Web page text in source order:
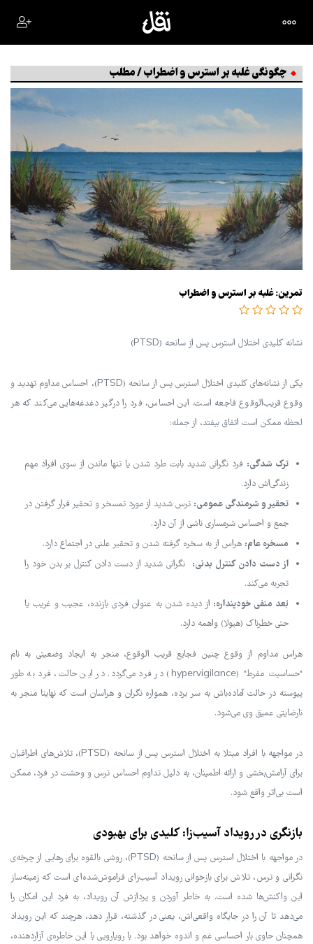
چگونگی غلبه بر استرس و اضطراب / مطلب
تمرین: غلبه بر استرس و اضطراب
نشانه کلیدی اختلال استرس پس از سانحه (PTSD)
یکی از نشانه‌های کلیدی اختلال استرس پس از سانحه (PTSD)، احساس مداوم تهدید و
وقوع قریب‌الوقوع فاجعه است. این احساس، فرد را درگیر دغدغه‌هایی می‌کند که هر
لحظه ممکن است اتفاق بیفتد، از جمله:
ترک شدگی: فرد نگرانی شدید بابت طرد شدن یا تنها ماندن از سوی افراد مهم
زندگی‌اش دارد.
تحقیر و شرمندگی عمومی: ترس شدید از مورد تمسخر و تحقیر قرار گرفتن در
جمع و احساس شرمساری ناشی از آن دارد.
مسخره عام: هراس از به سخره گرفته شدن و تحقیر علنی در اجتماع دارد.
از دست دادن کنترل بدنی: نگرانی شدید از دست دادن کنترل بر بدن خود را
تجربه می‌کند.
بُعد منفی خودپنداره: از دیده شدن به عنوان فردی بازنده، عجیب و غریب یا
حتی خطرناک (هیولا) واهمه دارد.
هراس مداوم از وقوع چنین فجایع قریب الوقوع، منجر به ایجاد وضعیتی به نام
"حساسیت مفرط" (hypervigilance) در فرد می‌گردد. در این حالت، فرد به طور
پیوسته در حالت آماده‌باش به سر برده، همواره نگران و هراسان است که نهایتا منجر به
نارضایتی عمیق وی می‌شود.
در مواجهه با افراد مبتلا به اختلال استرس پس از سانحه (PTSD)، تلاش‌های اطرافیان
برای آرامش‌بخشی و ارائه اطمینان، به دلیل تداوم احساس ترس و وحشت در فرد، ممکن
است بی‌اثر واقع شود.
بازنگری در رویداد آسیب‌زا: کلیدی برای بهبودی
در مواجهه با اختلال استرس پس از سانحه (PTSD)، روشی بالقوه برای رهایی از چرخه‌ی
نگرانی و ترس، تلاش برای بازخوانی رویداد آسیب‌زای فراموش‌شده‌ای است که زمینه‌ساز
این واکنش‌ها شده است. به خاطر آوردن و پردازش آن رویداد، به فرد این امکان را
می‌دهد تا آن را در جایگاه واقعی‌اش، یعنی در گذشته، قرار دهد، هرچند که این رویداد
همچنان حاوی بار احساسی غم و اندوه خواهد بود. با رویارویی با این خاطره‌ی آزاردهنده،